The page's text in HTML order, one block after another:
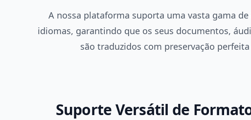
A nossa plataforma suporta uma vasta gama
idiomas, garantindo que os seus documentos,
são traduzidos com preservação
Suporte Versátil de